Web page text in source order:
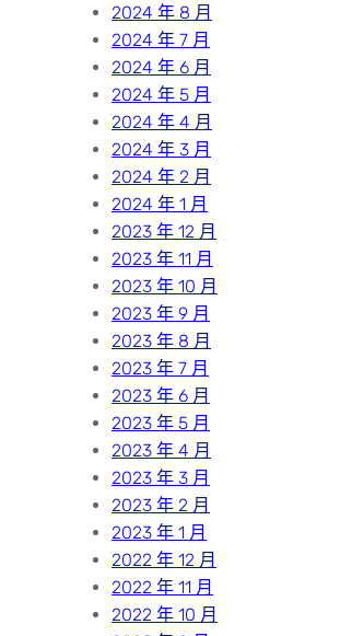
2024 年 8 月
2024 年 7 月
2024 年 6 月
2024 年 5 月
2024 年 4 月
2024 年 3 月
2024 年 2 月
2024 年 1 月
2023 年 12 月
2023 年 11 月
2023 年 10 月
2023 年 9 月
2023 年 8 月
2023 年 7 月
2023 年 6 月
2023 年 5 月
2023 年 4 月
2023 年 3 月
2023 年 2 月
2023 年 1 月
2022 年 12 月
2022 年 11 月
2022 年 10 月